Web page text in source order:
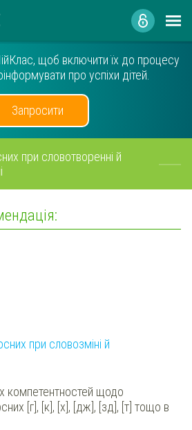
щоб включити їх до процесу
про успіхи дітей.
Запросити
при словотворенні й
при словозміні й
компетентностей щодо
[г], [к], [х], [дж], [зд], [т] тощо в